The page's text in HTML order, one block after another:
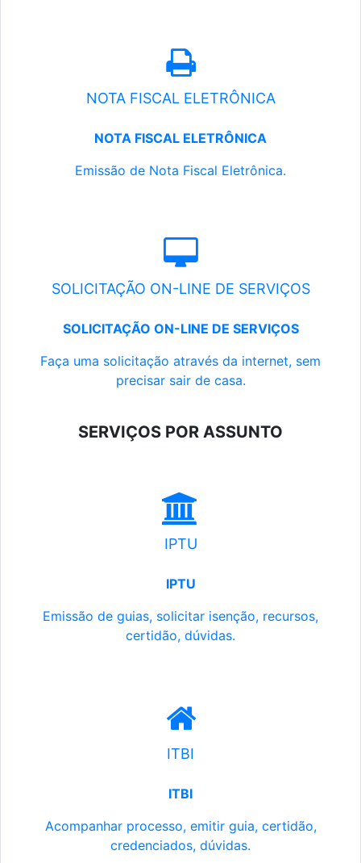
NOTA FISCAL ELETRÔNICA
NOTA FISCAL ELETRÔNICA
Emissão de Nota Fiscal Eletrônica.
SOLICITAÇÃO ON-LINE DE SERVIÇOS
SOLICITAÇÃO ON-LINE DE SERVIÇOS
Faça uma solicitação através da internet, sem
precisar sair de casa.
SERVIÇOS POR ASSUNTO
IPTU
IPTU
Emissão de guias, solicitar isenção, recursos,
certidão, dúvidas.
ITBI
ITBI
Acompanhar processo, emitir guia, certidão,
credenciados, dúvidas.